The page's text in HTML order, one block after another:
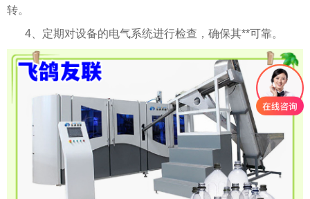
转。
4、定期对设备的电气系统进行检查，确保其**可靠。